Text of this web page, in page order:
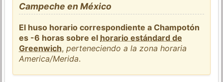
Campeche en México
El huso horario correspondiente a Champotón
es -6 horas sobre el horario estándard de
Greenwich,perteneciendo a la zona horaria
America/Merida.